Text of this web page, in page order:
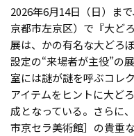
2026年6月14日（日）ま
京都市左京区）で『大ど
展は、かの有名な大どろ
設定の“来場者が主役”の
室には謎が謎を呼ぶコレ
アイテムをヒントに大ど
成となっている。さらに
市京セラ美術館］の貴重